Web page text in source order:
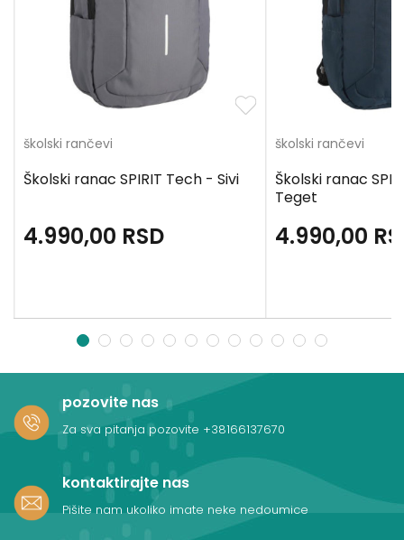
školski rančevi
Školski ranac SPIRIT Tech - Sivi
4.990,00 RSD
školski rančevi
Školski ranac
Teget
4.990,00
1 2 3 4 5 6 7 8 9 10 11 12
pozovite nas
Za sva pitanja pozovite +38166137670
kontaktirajte nas
Pišite nam ukoliko imate neke nedoumice